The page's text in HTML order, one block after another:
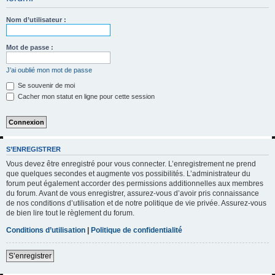
h
Nom d’utilisateur :
Mot de passe :
J’ai oublié mon mot de passe
Se souvenir de moi
Cacher mon statut en ligne pour cette session
S’ENREGISTRER
Vous devez être enregistré pour vous connecter. L’enregistrement ne prend
que quelques secondes et augmente vos possibilités. L’administrateur du
forum peut également accorder des permissions additionnelles aux membres
du forum. Avant de vous enregistrer, assurez-vous d’avoir pris connaissance
de nos conditions d’utilisation et de notre politique de vie privée. Assurez-vous
de bien lire tout le règlement du forum.
Conditions d’utilisation | Politique de confidentialité
S’enregistrer